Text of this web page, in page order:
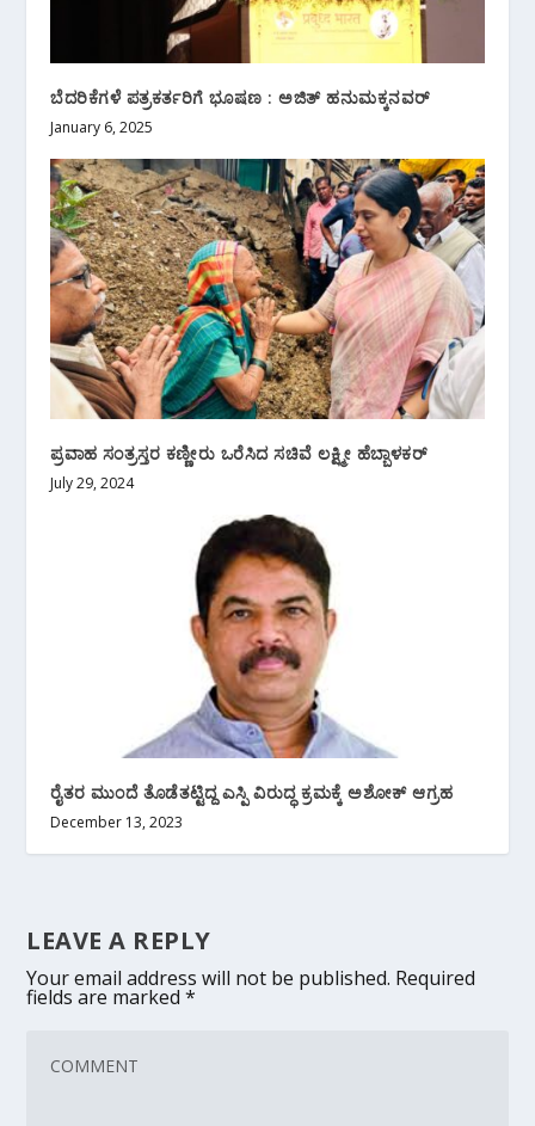
ಬೆದರಿಕೆಗಳೆ ಪತ್ರಕರ್ತರಿಗೆ ಭೂಷಣ : ಅಜಿತ್ ಹನುಮಕ್ಕನವರ್
January 6, 2025
ಪ್ರವಾಹ ಸಂತ್ರಸ್ತರ ಕಣ್ಣೀರು ಒರೆಸಿದ ಸಚಿವೆ ಲಕ್ಷ್ಮೀ ಹೆಬ್ಬಾಳಕರ್
July 29, 2024
ರೈತರ ಮುಂದೆ ತೊಡೆತಟ್ಟಿದ್ದ ಎಸ್ಪಿ ವಿರುದ್ಧ ಕ್ರಮಕ್ಕೆ ಅಶೋಕ್ ಆಗ್ರಹ
December 13, 2023
LEAVE A REPLY
Your email address will not be published. Required
fields are marked*